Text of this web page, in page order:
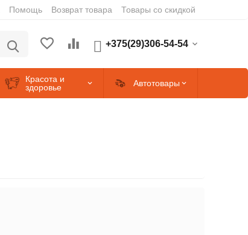
Помощь Возврат товара Товары со скидкой
+375(29)306-54-54
Красота и
здоровье
Автотовары